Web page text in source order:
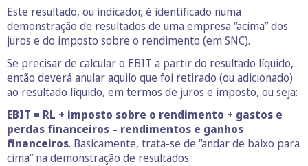
Este resultado, ou indicador, é identificado numa
demonstração de resultados de uma empresa “acima” dos
juros e do imposto sobre o rendimento (em SNC).
Se precisar de calcular o EBIT a partir do resultado líquido,
então deverá anular aquilo que foi retirado (ou adicionado)
ao resultado líquido, em termos de juros e imposto, ou seja:
EBIT = RL + imposto sobre o rendimento + gastos e
perdas financeiros – rendimentos e ganhos
financeiros. Basicamente, trata-se de “andar de baixo para
cima” na demonstração de resultados.